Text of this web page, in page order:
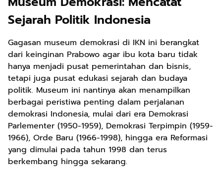
Sejarah Politik Indonesia
Gagasan museum demokrasi di IKN ini berangkat
dari keinginan Prabowo agar ibu kota baru tidak
hanya menjadi pusat pemerintahan dan bisnis,
tetapi juga pusat edukasi sejarah dan budaya
politik. Museum ini nantinya akan menampilkan
berbagai peristiwa penting dalam perjalanan
demokrasi Indonesia, mulai dari era Demokrasi
Parlementer (1950-1959), Demokrasi Terpimpin (1959-
1966), Orde Baru (1966-1998), hingga era Reformasi
yang dimulai pada tahun 1998 dan terus
berkembang hingga sekarang.